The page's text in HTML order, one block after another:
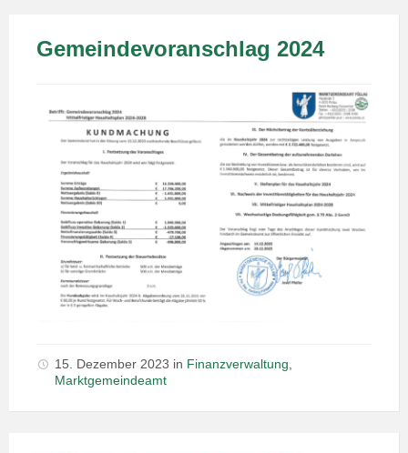
Gemeindevoranschlag 2024
15. Dezember 2023 in Finanzverwaltung
Marktgemeindeamt